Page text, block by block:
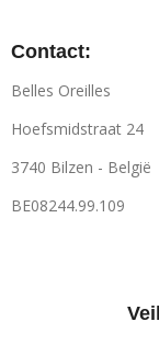
Contact:
Belles Oreilles
Hoefsmidstraat 24
3740 Bilzen - België
BE08244.99.109